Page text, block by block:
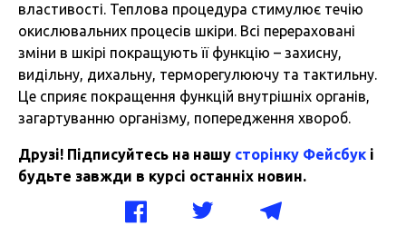
властивості. Теплова процедура стимулює течію
окислювальних процесів шкіри. Всі перераховані
зміни в шкірі покращують її функцію – захисну,
видільну, дихальну, терморегулюючу та тактильну.
Це сприяє покращення функцій внутрішніх органів,
загартуванню організму, попередження хвороб.
Друзі! Підписуйтесь на нашу сторінку Фейсбук і
будьте завжди в курсі останніх новин.